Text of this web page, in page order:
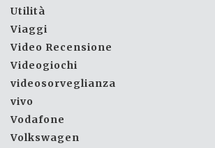
Utilità
Viaggi
Video Recensione
Videogiochi
videosorveglianza
vivo
Vodafone
Volkswagen